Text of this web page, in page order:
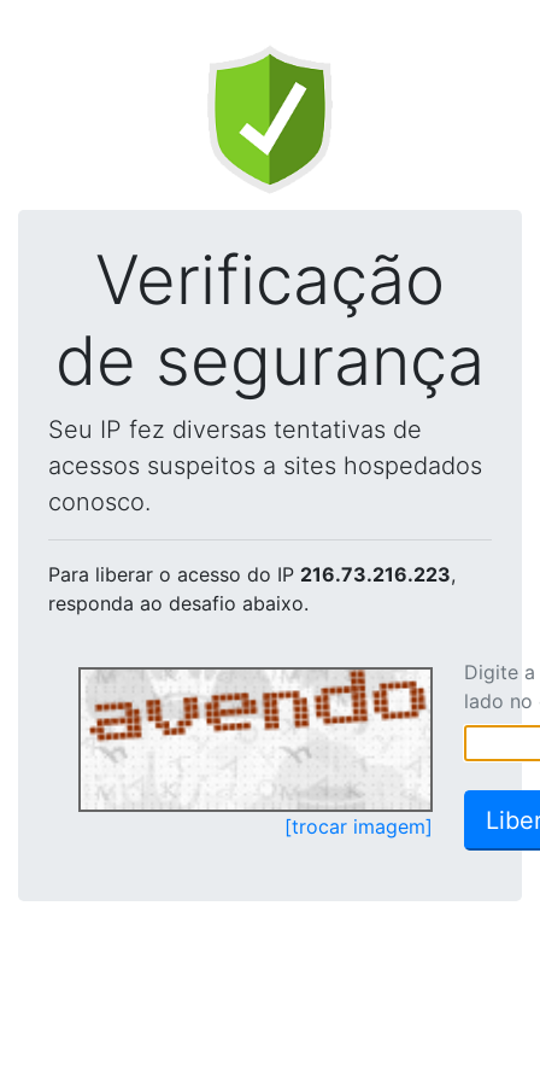
Verificação
de segurança
Seu IP fez diversas tentativas de
acessos suspeitos a sites hospedados
conosco.
Para liberar o acesso do IP 216.73.216.223,
responda ao desafio abaixo.
[trocar imagem]
Digite
lado no